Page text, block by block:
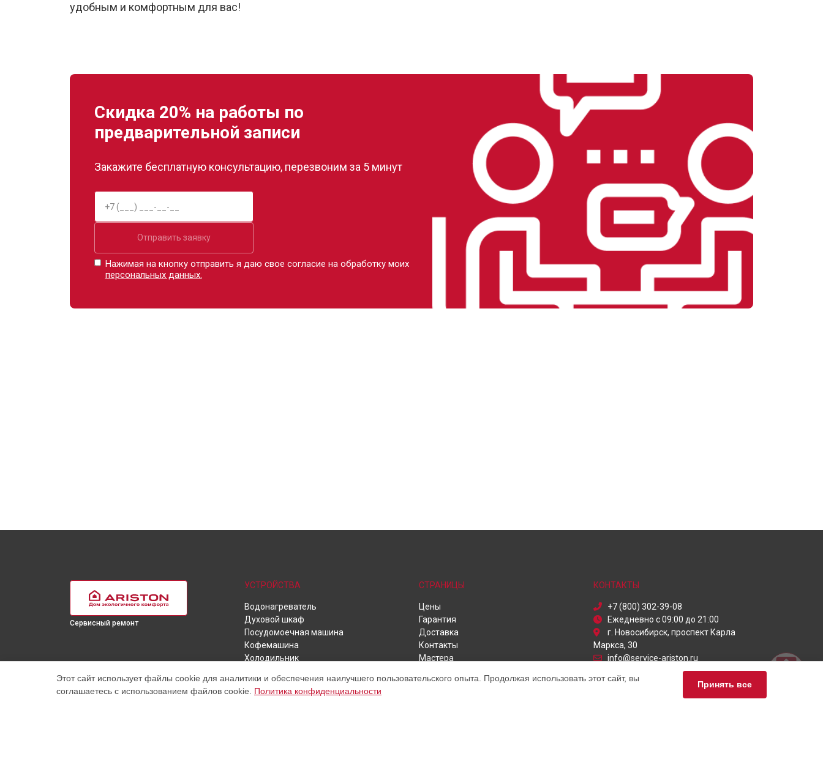
удобным и комфортным для вас!
Скидка 20% на работы по
предварительной записи
Закажите бесплатную консультацию, перезвоним за 5 минут
Отправить заявку
Нажимая на кнопку отправить я даю свое согласие на обработку моих
персональных данных.
Сервисный ремонт
УСТРОЙСТВА
Водонагреватель
Духовой шкаф
Посудомоечная машина
Кофемашина
Холодильник
Варочная панель
Сушильная машина
СТРАНИЦЫ
Цены
Гарантия
Доставка
Контакты
Мастера
КОНТАКТЫ
+7 (800) 302-39-08
Ежедневно с 09:00 до 21:00
г. Новосибирск, проспект Карла
Маркса, 30
info@service-ariston.ru
Политика конфиденциальности
Этот сайт использует файлы cookie для аналитики и обеспечения наилучшего пользовательского опыта. Продолжая использовать этот сайт, вы
соглашаетесь с использованием файлов cookie. Политика конфиденциальности
Принять все